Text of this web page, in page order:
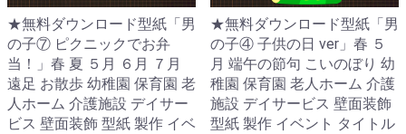
★無料ダウンロード型紙「男
の子⑦ ピクニックでお弁
当！」春 夏 ５月 ６月 ７月
遠足 お散歩 幼稚園 保育園 老
人ホーム 介護施設 デイサー
ビス 壁面装飾 型紙 製作 イベ
★無料ダウンロード型紙「男
の子④ 子供の日 ver」春 ５
月 端午の節句 こいのぼり 幼
稚園 保育園 老人ホーム 介護
施設 デイサービス 壁面装飾
型紙 製作 イベント タイトル